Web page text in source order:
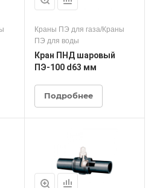
Краны ПЭ для газа/Краны
ПЭ для воды
Кран ПНД шаровый
ПЭ-100 d63 мм
Подробнее